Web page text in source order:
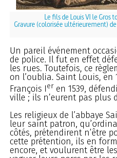
Le fils de Louis VI le Gros
Gravure (colorisée ultérieurement)
Un pareil événement
de police. Il fut en effet
les rues. Toutefois, ce
on l’oublia. Saint Louis, en
François Ier en 1539,
ville ; ils n’eurent pas plus
Les religieux de l’abbaye
leur saint patron,
côtés, prétendirent n’être
cette prétention, ils en
encore, et voulurent être